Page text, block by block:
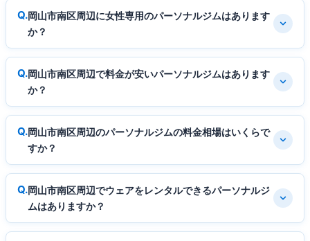
岡山市南区周辺に女性専用のパーソナルジムはあります
か？
岡山市南区周辺で料金が安いパーソナルジムはあります
か？
岡山市南区周辺のパーソナルジムの料金相場はいくらで
すか？
岡山市南区周辺でウェアをレンタルできるパーソナルジ
ムはありますか？